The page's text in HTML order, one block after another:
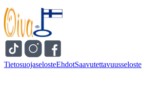
TietosuojaselosteEhdotSaavutettavuusseloste